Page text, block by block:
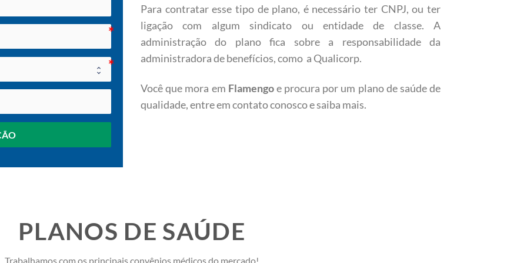
Para contratar esse tipo de plano, é necessário ter CNPJ, ou ter
ligação com algum sindicato ou entidade de classe. A
administração do plano fica sobre a responsabilidade da
administradora de benefícios, como a Qualicorp.
Você que mora em Flamengoe procura por um plano de saúde de
qualidade, entre em contato conosco e saiba mais.
PLANOS DE SAÚDE
Trabalhamos com os principais convênios médicos do mercado!